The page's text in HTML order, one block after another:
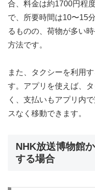
合、料金は約1700円程
で、所要時間は10〜15
るものの、荷物が多い
方法です。
また、タクシーを利用
す。アプリを使えば、
く、支払いもアプリ内
スなく移動できます。
NHK放送博物館
する場合